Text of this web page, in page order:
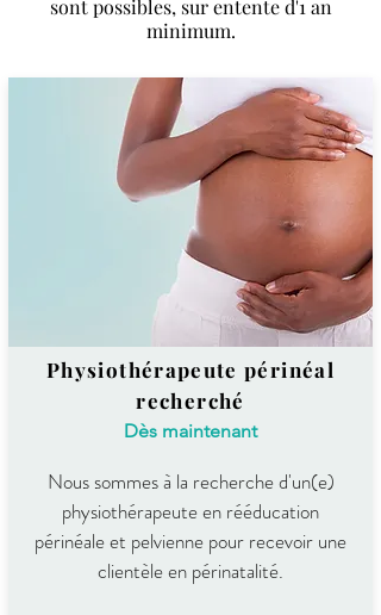
sont possibles, sur entente d'1 an
minimum.
Physiothérapeute périnéal
recherché
​Dès maintenant
Nous sommes à la recherche d'un(e)
physiothérapeute en rééducation
périnéale et pelvienne pour recevoir une
clientèle en périnatalité.